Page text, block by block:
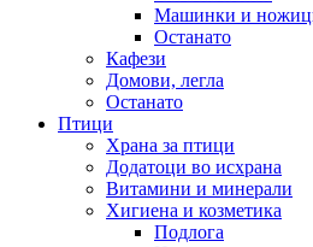
Машинки и
Останато
Кафези
Домови, легла
Останато
Птици
Храна за птици
Додатоци во исхрана
Витамини и минерали
Хигиена и козметика
Подлога